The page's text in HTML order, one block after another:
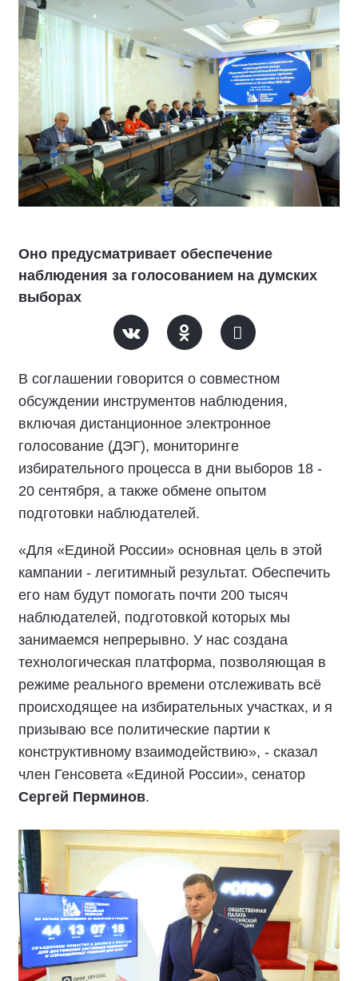
Оно предусматривает обеспечение
наблюдения за голосованием на думских
выборах
В соглашении говорится о совместном
обсуждении инструментов наблюдения,
включая дистанционное электронное
голосование (ДЭГ), мониторинге
избирательного процесса в дни выборов 18 -
20 сентября, а также обмене опытом
подготовки наблюдателей.
«Для «Единой России» основная цель в этой
кампании - легитимный результат. Обеспечить
его нам будут помогать почти 200 тысяч
наблюдателей, подготовкой которых мы
занимаемся непрерывно. У нас создана
технологическая платформа, позволяющая в
режиме реального времени отслеживать всё
происходящее на избирательных участках, и я
призываю все политические партии к
конструктивному взаимодействию», - сказал
член Генсовета «Единой России», сенатор
Сергей Перминов.